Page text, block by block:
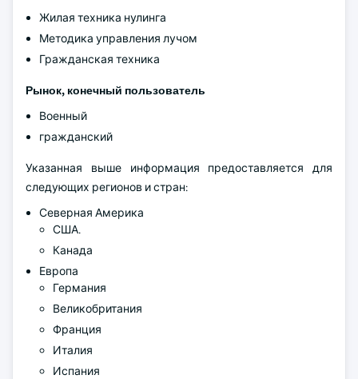
Жилая техника нулинга
Методика управления лучом
Гражданская техника
Рынок, конечный пользователь
Военный
гражданский
Указанная выше информация предоставляется для
следующих регионов и стран:
Северная Америка
США.
Канада
Европа
Германия
Великобритания
Франция
Италия
Испания